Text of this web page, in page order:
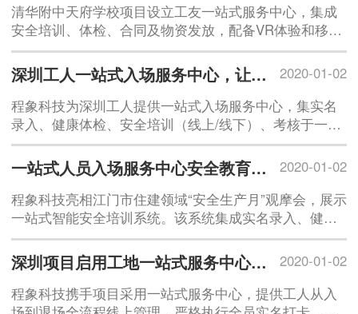
清华附中天府学校项目设立工友一站式服务中心，集成
安全培训、体检、合同及物资发放，配备VR体验和移动
安康小屋，提升入场效率与安全教育效果。
2020-01-02
深圳工人一站式入场服务中心，让每位工友上岗更安心！
程象科技为深圳工人提供一站式入场服务中心，集实名
录入、健康体检、安全培训（线上/线下）、考核于一
体，自动建立电子档案。服务涵盖高危行业安全知识、
技能及法规培训，助力工人安全上岗、企业合规生产，
降低事故
2020-01-02
一站式人员入场服务中心安全教育培训系统亮相江门市住建领域“安全生产月”观摩会
程象科技亮相江门市住建领域“安全生产月”观摩会，展示
一站式智能安全培训系统。该系统集成实名录入、健康
体检、在线学习考核及电子建档，实现无纸化、可追溯
的全流程数字化培训，助力企业合规降本，提升安全管
理效
2020-01-02
深圳项目启用工地一站式服务中心，实现全链条各环节综合管理，收获大批观摩
程象科技携手项目采用一站式服务中心，提供工人从入